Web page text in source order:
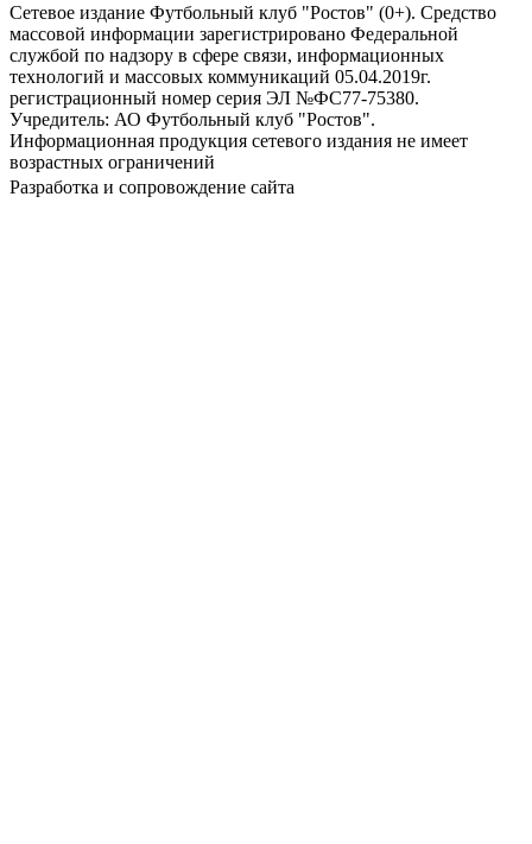
Сетевое издание Футбольный клуб "Ростов" (0+). Средство
массовой информации зарегистрировано Федеральной
службой по надзору в сфере связи, информационных
технологий и массовых коммуникаций 05.04.2019г.
регистрационный номер серия ЭЛ №ФС77-75380.
Учредитель: АО Футбольный клуб "Ростов".
Информационная продукция сетевого издания не имеет
возрастных ограничений
Разработка и сопровождение сайта